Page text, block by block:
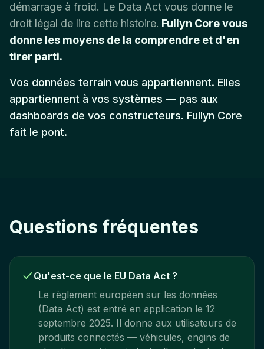
démarrage à froid. Le Data Act vous donne le
droit légal de lire cette histoire. Fullyn Core vous
donne les moyens de la comprendre et d'en
tirer parti.
Vos données terrain vous appartiennent. Elles
appartiennent à vos systèmes — pas aux
dashboards de vos constructeurs. Fullyn Core
fait le pont.
Questions fréquentes
Qu'est-ce que le EU Data Act ?
Le règlement européen sur les données
(Data Act) est entré en application le 12
septembre 2025. Il donne aux utilisateurs de
produits connectés — véhicules, engins de